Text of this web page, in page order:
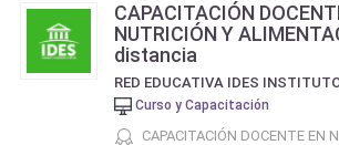
CAPACITACIÓN
NUTRICIÓN Y
distancia
Curso y Capacitación
CAPACITACIÓN DOCENTE EN